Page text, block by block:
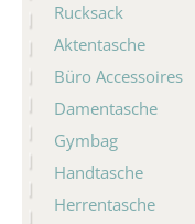
Rucksack
Aktentasche
Büro Accessoires
Damentasche
Gymbag
Handtasche
Herrentasche